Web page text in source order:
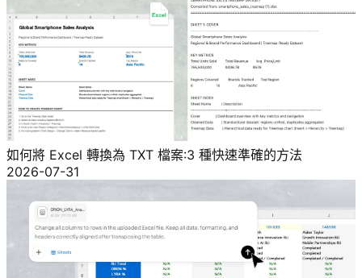
如何將 Excel 轉換為 TXT 檔案:3 種快速準確的方法
2026-07-31